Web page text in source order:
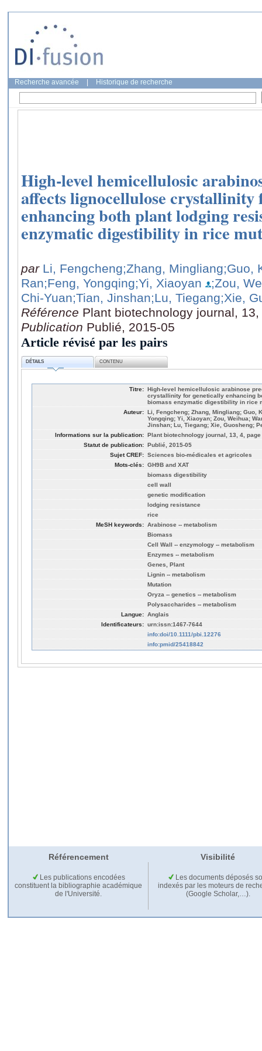
Recherche avancée Historique de recherche
High-level hemicellulosic
affects lignocellulose crystallinity
enhancing both plant lodging
enzymatic digestibility in rice
par Li, Fengcheng;Zhang, Mingliang;Guo,
Ran;Feng, Yongqing;Yi, Xiaoyan
;Zou,
Chi-Yuan;Tian, Jinshan;Lu, Tiegang;Xie,
Référence Plant biotechnology journal,
Publication Publié, 2015-05
Article révisé par les pairs
DÉTAILS CONTENU
Titre: High-level hemicellulosic arabinose
crystallinity for genetically enhancing
biomass enzymatic digestibility in rice
Auteur: Li, Fengcheng; Zhang, Mingliang; Guo,
Yongqing; Yi, Xiaoyan; Zou, Weihua;
Jinshan; Lu, Tiegang; Xie, Guosheng;
Informations sur la publication: Plant biotechnology journal, 13, 4, page
Statut de publication: Publié, 2015-05
Sujet CREF: Sciences bio-médicales et agricoles
Mots-clés: GH9B and XAT
biomass digestibility
cell wall
genetic modification
lodging resistance
rice
MeSH keywords: Arabinose -- metabolism
Biomass
Cell Wall -- enzymology -- metabolism
Enzymes -- metabolism
Genes, Plant
Lignin -- metabolism
Mutation
Oryza -- genetics -- metabolism
Polysaccharides -- metabolism
Langue: Anglais
Identificateurs: urn:issn:1467-7644
info:doi/10.1111/pbi.12276
info:pmid/25418842
Référencement Visibilité
Les publications encodées
constituent la bibliographie académique
de l'Université.
Les documents déposés
indexés par les moteurs de
(Google Scholar,…).